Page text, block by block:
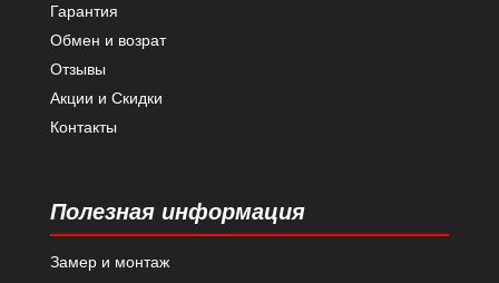
Гарантия
Обмен и возрат
Отзывы
Акции и Скидки
Контакты
Полезная информация
Замер и монтаж